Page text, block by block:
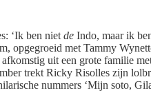
‘Ik ben niet de Indo, maar ik
opgegroeid met Tammy
uit een grote familie
trekt Ricky Risolles zijn
nummers ‘Mijn soto, Gila